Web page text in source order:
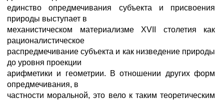
единство опредмечивания субъекта и присвоения
природы выступает в
механистическом материализме XVII столетия как
рационалистическое
распредмечивание субъекта и как низведение природы
до уровня проекции
арифметики и геометрии. В отношении других форм
опредмечивания, в
частности моральной, это вело к таким теоретическим